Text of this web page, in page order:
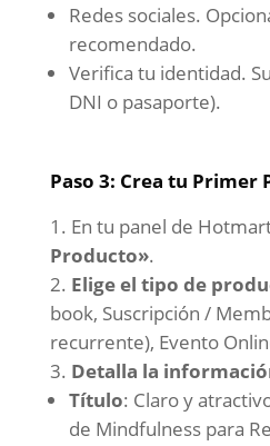
Redes sociales.
recomendado.
Verifica tu identidad.
DNI o pasaporte).
Paso 3: Crea tu Primer
En tu panel de
Producto».
Elige el tipo de
book, Suscripción /
recurrente), Evento
Detalla la
Título: Claro y
de Mindfulness para